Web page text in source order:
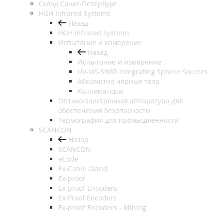
Cклад Санкт-Петербург
HGH Infrared Systems
Назад
HGH Infrared Systems
Испытание и измерение
Назад
Испытание и измерение
UV-VIS-SWIR Integrating Sphere Sources
Абсолютно чёрные тела
Коллиматоры
Оптико-электронная аппаратура для
обеспечения безопасности
Термография для промышленности
SCANCON
Назад
SCANCON
eCode
Ex-Cable Gland
Ex-proof
Ex-proof Encoders
Ex-Proof Encoders
Ex-proof Encoders - Mining